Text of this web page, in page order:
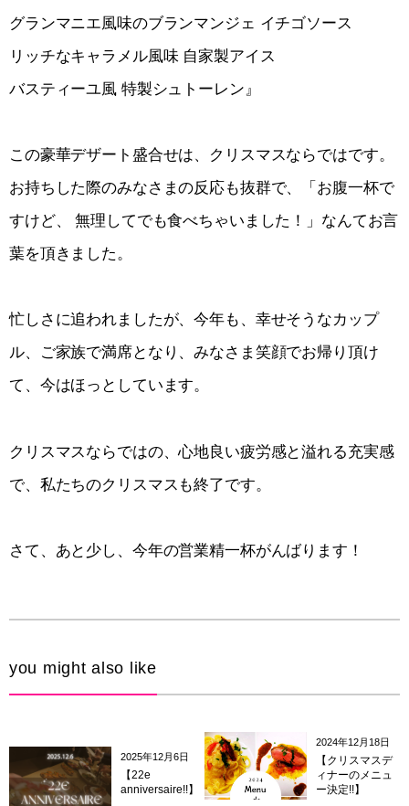
グランマニエ風味のブランマンジェ イチゴソース
リッチなキャラメル風味 自家製アイス
バスティーユ風 特製シュトーレン』
この豪華デザート盛合せは、クリスマスならではです。
お持ちした際のみなさまの反応も抜群で、「お腹一杯で
すけど、 無理してでも食べちゃいました！」なんてお言
葉を頂きました。
忙しさに追われましたが、今年も、幸せそうなカップ
ル、ご家族で満席となり、みなさま笑顔でお帰り頂け
て、今はほっとしています。
クリスマスならではの、心地良い疲労感と溢れる充実感
で、私たちのクリスマスも終了です。
さて、あと少し、今年の営業精一杯がんばります！
you might also like
2025年12月6日
【22e
anniversaire!!】
2024年12月18日
【クリスマスデ
ィナーのメニュ
ー決定!!】